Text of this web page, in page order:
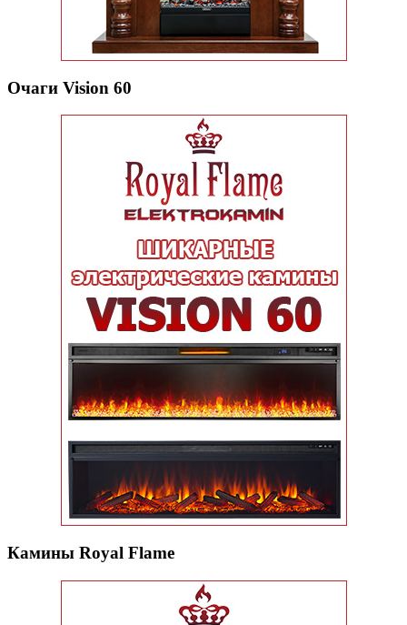
Очаги Vision 60
Камины Royal Flame